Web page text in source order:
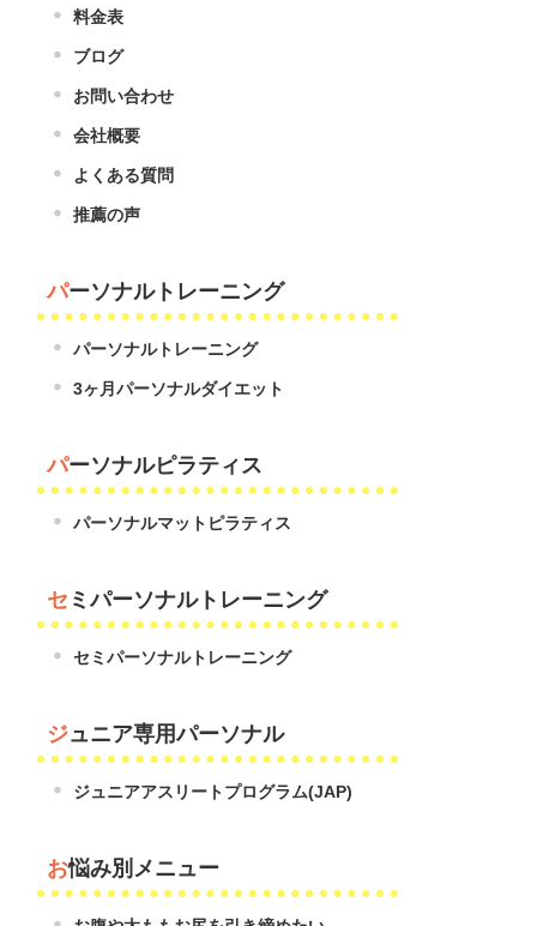
料金表
ブログ
お問い合わせ
会社概要
よくある質問
推薦の声
パーソナルトレーニング
パーソナルトレーニング
3ヶ月パーソナルダイエット
パーソナルピラティス
パーソナルマットピラティス
セミパーソナルトレーニング
セミパーソナルトレーニング
ジュニア専用パーソナル
ジュニアアスリートプログラム(JAP)
お悩み別メニュー